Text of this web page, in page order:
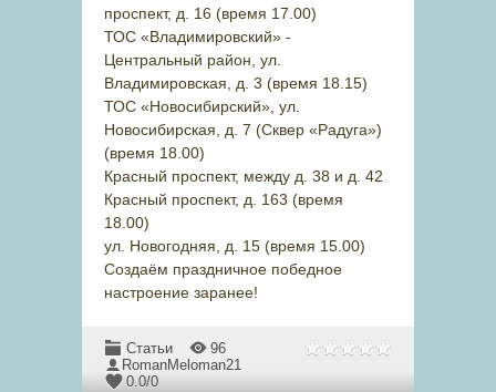
проспект, д. 16 (время 17.00)
ТОС «Владимировский» -
Центральный район, ул.
Владимировская, д. 3 (время 18.15)
ТОС «Новосибирский», ул.
Новосибирская, д. 7 (Сквер «Радуга»)
(время 18.00)
Красный проспект, между д. 38 и д. 42
Красный проспект, д. 163 (время
18.00)
ул. Новогодняя, д. 15 (время 15.00)
Создаём праздничное победное
настроение заранее!
Статьи
96
RomanMeloman21
0.0/0